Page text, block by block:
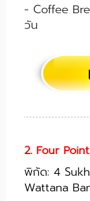
- Coffee
วัน
2. Four
พิกัด: 4
Wattana